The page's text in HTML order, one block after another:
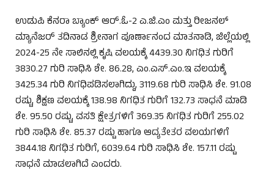
ಉಡುಪಿ ಕೆನರಾ ಬ್ಯಾಂಕ್ ಆರ್.ಓ-2 ಎ.ಜಿ.ಎಂ ಮತ್ತು ರೀಜನಲ್
ಮ್ಯಾನೆಜರ್ ತದಿನಾಡ ಶ್ರೀನಾಗ ಪೂರ್ಣಾನಂದ ಮಾತನಾಡಿ, ಜಿಲ್ಲೆಯಲ್ಲಿ
2024-25 ನೇ ಸಾಲಿನಲ್ಲಿ ಕೃಷಿ ವಲಯಕ್ಕೆ 4439.30 ನಿಗಧಿತ ಗುರಿಗೆ
3830.27 ಗುರಿ ಸಾಧಿಸಿ ಶೇ. 86.28, ಎಂ.ಎಸ್.ಎಂ.ಇ ವಲಯಕ್ಕೆ
3425.34 ಗುರಿ ನಿಗಧಿಪಡಿಸಲಾಗಿದ್ದು, 3119.68 ಗುರಿ ಸಾಧಿಸಿ ಶೇ. 91.08
ರಷ್ಟು, ಶಿಕ್ಷಣ ವಲಯಕ್ಕೆ 138.98 ನಿಗಧಿತ ಗುರಿಗೆ 132.73 ಸಾಧನೆ ಮಾಡಿ
ಶೇ. 95.50 ರಷ್ಟು, ವಸತಿ ಕ್ಷೇತ್ರಗಳಿಗೆ 369.35 ನಿಗಧಿತ ಗುರಿಗೆ 255.02
ಗುರಿ ಸಾಧಿಸಿ ಶೇ. 85.37 ರಷ್ಟು ಹಾಗೂ ಆದ್ಯತೇತರ ವಲಯಗಳಿಗೆ
3844.18 ನಿಗಧಿತ ಗುರಿಗೆ, 6039.64 ಗುರಿ ಸಾಧಿಸಿ ಶೇ. 157.11 ರಷ್ಟು
ಸಾಧನೆ ಮಾಡಲಾಗಿದೆ ಎಂದರು.